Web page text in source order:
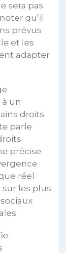
sera pas
qu’il
prévus
et les
adapter
un
droits
parle
précise
réel
les plus